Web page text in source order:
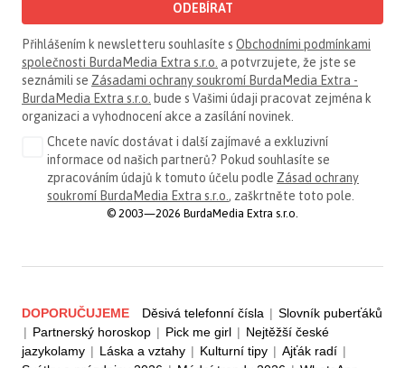
ODEBÍRAT
Přihlášením k newsletteru souhlasíte s Obchodními podmínkami
společnosti BurdaMedia Extra s.r.o. a potvrzujete, že jste se
seznámili se Zásadami ochrany soukromí BurdaMedia Extra -
BurdaMedia Extra s.r.o. bude s Vašimi údaji pracovat zejména k
organizaci a vyhodnocení akce a zasílání novinek.
Chcete navíc dostávat i další zajímavé a exkluzivní
informace od našich partnerů? Pokud souhlasíte se
zpracováním údajů k tomuto účelu podle Zásad ochrany
soukromí BurdaMedia Extra s.r.o., zaškrtněte toto pole.
© 2003—2026 BurdaMedia Extra s.r.o.
DOPORUČUJEME Děsivá telefonní čísla | Slovník puberťáků
| Partnerský horoskop | Pick me girl | Nejtěžší české
jazykolamy | Láska a vztahy | Kulturní tipy | Ajťák radí |